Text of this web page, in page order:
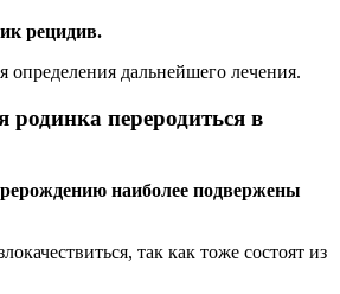
рецидив.
определения дальнейшего лечения.
переродиться в
наиболее подвержены
так как тоже состоят из